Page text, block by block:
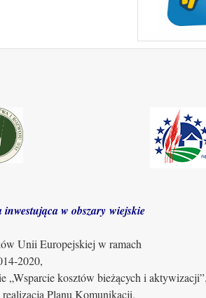
w obszary wiejskie
Unii Europejskiej w ramach
2020,
„Wsparcie kosztów bieżących i aktywizacji”.
Planu Komunikacji.